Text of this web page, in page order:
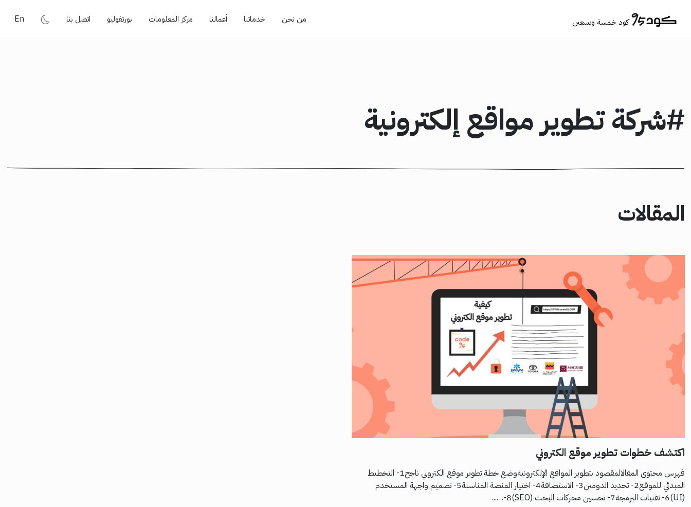
كود خمسة وتسعين من نحن خدماتنا أعمالنا مركز المعلومات بورتفوليو اتصل بنا En
#شركة تطوير مواقع إلكترونية
المقالات
اكتشف خطوات تطوير موقع الكتروني
فهرس محتوى المقالالمقصود بتطوير المواقع الإلكترونيةوضع خطة تطوير موقع الكتروني ناجح1- التخطيط
المبدئي للموقع2- تحديد الدومين3- الاستضافة4- اختيار المنصة المناسبة5- تصميم واجهة المستخدم
(UI)6- تقنيات البرمجة7- تحسين محركات البحث (SEO)8-…...